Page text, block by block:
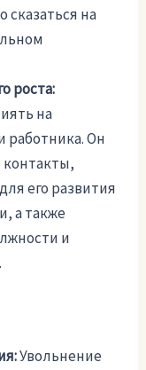
сказаться на
роста:
на
работника. Он
контакты,
его развития
а также
и
Увольнение